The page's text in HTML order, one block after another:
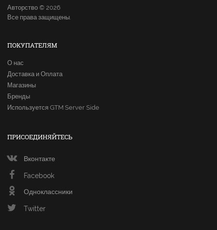
Авторство © 2026
Все права защищены.
ПОКУПАТЕЛЯМ
О нас
Доставка и Оплата
Магазины
Бренды
Используется GTM Server Side
ПРИСОЕДИНЯЙТЕСЬ
Вконтакте
Facebook
Одноклассники
Twitter